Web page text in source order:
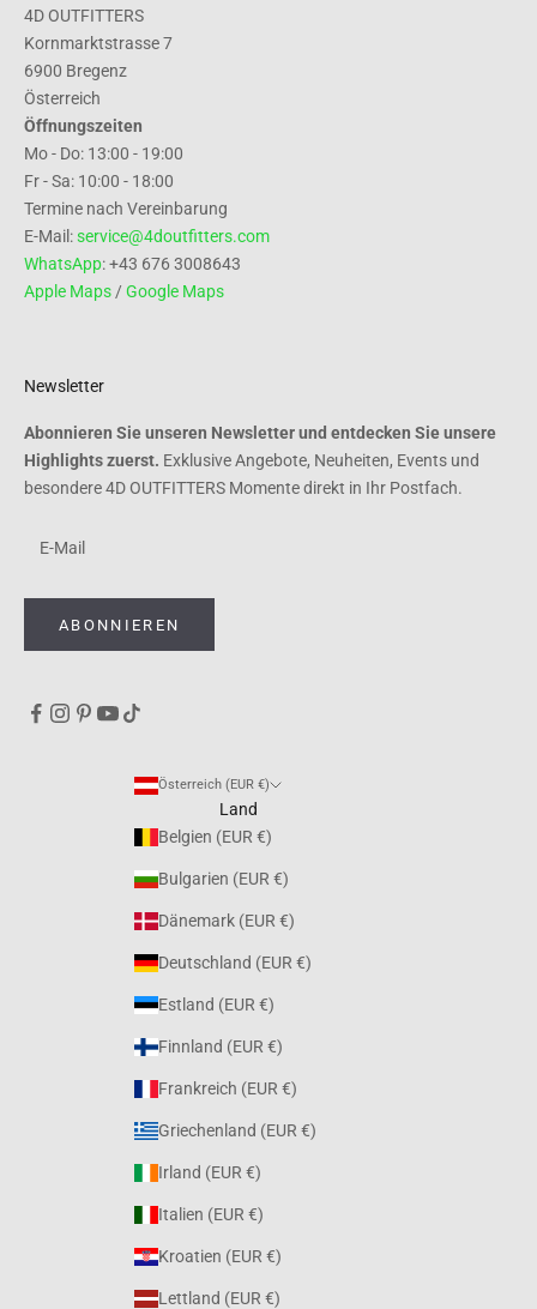
4D OUTFITTERS
Kornmarktstrasse 7
6900 Bregenz
Österreich
Öffnungszeiten
Mo - Do: 13:00 - 19:00
Fr - Sa: 10:00 - 18:00
Termine nach Vereinbarung
E-Mail:service@4doutfitters.com
WhatsApp: +43 676 3008643
Apple Maps/ Google Maps
Newsletter
Abonnieren Sie unseren Newsletter und entdecken Sie unsere
Highlights zuerst. Exklusive Angebote, Neuheiten, Events und
besondere 4D OUTFITTERS Momente direkt in Ihr Postfach.
ABONNIEREN
Österreich (EUR €)
Land
Belgien (EUR €)
Bulgarien (EUR €)
Dänemark (EUR €)
Deutschland (EUR €)
Estland (EUR €)
Finnland (EUR €)
Frankreich (EUR €)
Griechenland (EUR €)
Irland (EUR €)
Italien (EUR €)
Kroatien (EUR €)
Lettland (EUR €)